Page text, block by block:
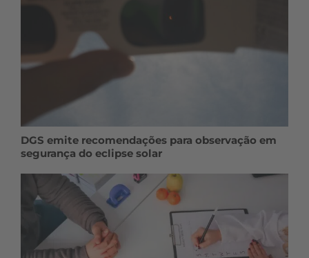
DGS emite recomendações para observação em
segurança do eclipse solar